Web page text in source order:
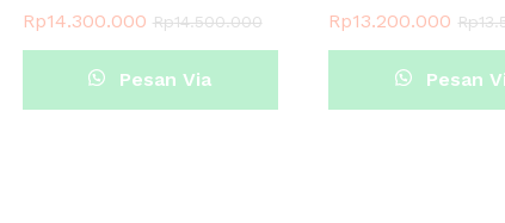
Rp14.300.000 Rp14.500.000
Pesan Via
Rp13.200.000 Rp
Pesan